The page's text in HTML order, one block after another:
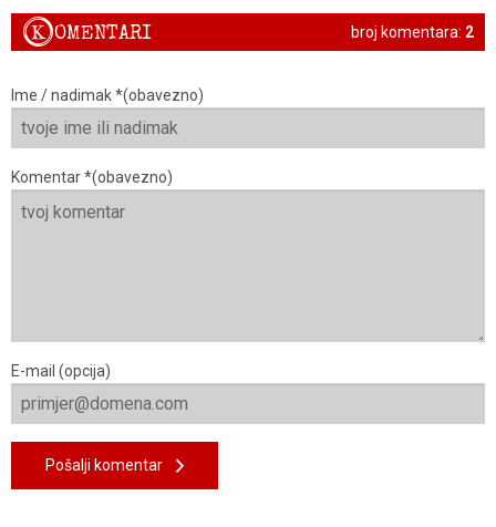
broj komentara: 2
KOMENTARI
Ime / nadimak *(obavezno)
Komentar *(obavezno)
E-mail (opcija)
Pošalji komentar